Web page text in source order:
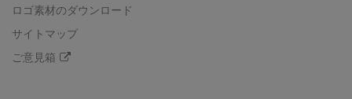
ロゴ素材のダウンロード
サイトマップ
ご意見箱